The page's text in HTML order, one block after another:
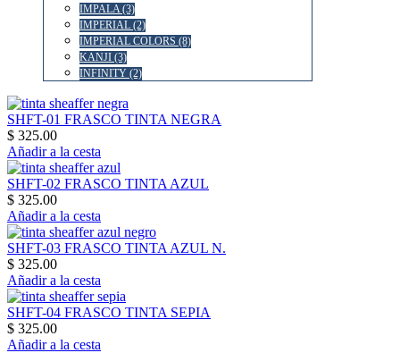
IMPALA (3)
IMPERIAL (2)
IMPERIAL COLORS (8)
KANJI (3)
INFINITY (2)
SHFT-01 FRASCO TINTA NEGRA
$ 325.00
Añadir a la cesta
SHFT-02 FRASCO TINTA AZUL
$ 325.00
Añadir a la cesta
SHFT-03 FRASCO TINTA AZUL N.
$ 325.00
Añadir a la cesta
SHFT-04 FRASCO TINTA SEPIA
$ 325.00
Añadir a la cesta